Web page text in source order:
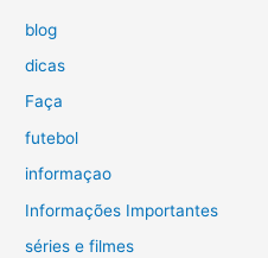
blog
dicas
Faça
futebol
informaçao
Informações Importantes
séries e filmes